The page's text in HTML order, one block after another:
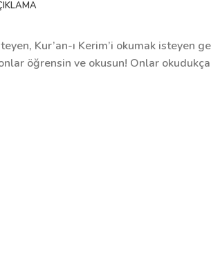
Kur’an-ı Kerim’i okumak isteyen
öğrensin ve okusun! Onlar